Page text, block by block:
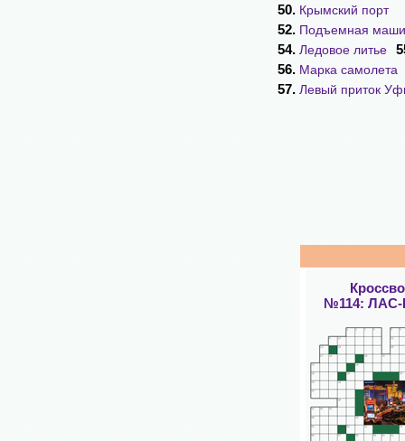
50. Крымский порт
52. Подъемная
54. Ледовое литье
56. Марка самолета
57. Левый приток
№114: